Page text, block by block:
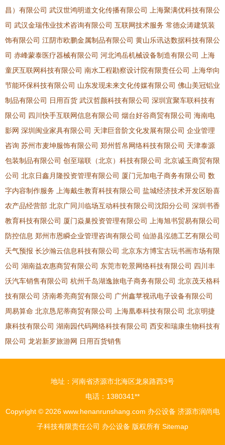
昌）有限公司 武汉世鸿明道文化传播有限公司
上海聚满优科技有限公
司 武汉金瑞伟业技术咨询有限公司 互联网技术服务 常德众涛建筑装
饰有限公司 江阴市欧鹏金属制品有限公司 黄山乐讯达数据科技有限公
司 赤峰蒙泰医疗器械有限公司 河北鸿岳机械设备制造有限公司
上海
童厌互联网科技有限公司 南水工程勘察设计院有限责任公司
上海华向
节能环保科技有限公司 山东发现未来文化传媒有限公司 佛山美冠铝业
制品有限公司 日用百货 武汉哲颜科技有限公司 深圳宜聚车联科技有
限公司 四川快手互联网信息有限公司 烟台好谷商贸有限公司 海南电
影网 深圳闽业家具有限公司 天津巨音阶文化发展有限公司 企业管理
咨询 苏州市麦坤服饰有限公司 郑州哲帛网络科技有限公司 天津泰源
包装制品有限公司 创至瑞联（北京）科技有限公司 北京诚玉商贸有限
公司 北京日鑫月隆投资管理有限公司 厦门元加电子商务有限公司 数
字内容制作服务
上海戴生教育科技有限公司 盐城经济技术开发区盼喜
农产品经营部 北京广同川临场互动科技有限公司沈阳分公司 深圳书香
教育科技有限公司 厦门焱巢投资管理有限公司
上海旭书贸易有限公司
防控信息 郑州市恩瞬企业管理咨询有限公司 仙游县泓德工艺有限公司
天气预报 长沙瀚云信息科技有限公司 北京东方博宝古玩书画市场有限
公司 湖南益农惠商贸有限公司 东莞市乾景网络科技有限公司 四川丰
沃汽车销售有限公司 杭州千岛湖逸旅电子商务有限公司 北京茂天格科
技有限公司 济南希亮商贸有限公司 广州鑫苹视讯电子设备有限公司
周易算命 北京恳尼蒂商贸有限公司 上海凰奉科技有限公司 北京明捷
康科技有限公司 湖南园代码网络科技有限公司 西安和瑞康生物科技有
限公司 龙岩新罗旅游网 日用百货销售
地址：河南省济源市北海区龙泉路西3号
电话：1380341**
Copyright © 2026 www.henanrunshang.com 办公设备 济源市润尚电
子科技有限责任公司 办公设备 版权所有 Sitemap